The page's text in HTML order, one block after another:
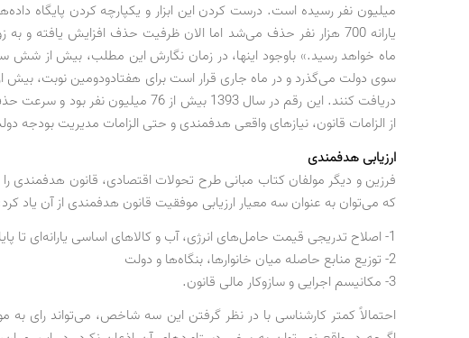
میلیون نفر رسیده است. درست کردن این ابزار و یکپارچه کردن پایگاه
ماه خواهد رسید.» باوجود اینها، در زمان نگارش این مطلب، بیش از شش
دریافت کنند. این رقم در سال 1393 بیش از 76
از الزامات قانون، نیازهای واقعی هدفمندی و حتی الزامات مدیریت بودجه
ارزیابی هدفمندی
فرزین و دیگر مولفان کتاب مبانی طرح تحولات اقتصادی، قانون هدفمندی
که می‌توان به عنوان سه معیار ارزیابی موفقیت قانون هدفمندی از آن یاد
1- اصلاح تدریجی قیمت حامل‌های انرژی، آب و کالاهای اساسی یارانه‌ای تا پایان برنامه پنج‌ساله
2- توزیع منابع حاصله میان خانوارها، بنگاه‌ها و دولت
3- مکانیسم اجرایی و سازوکار مالی قانون.
احتمالاً کمتر کارشناسی با در نظر گرفتن این سه شاخص، می‌تواند رای